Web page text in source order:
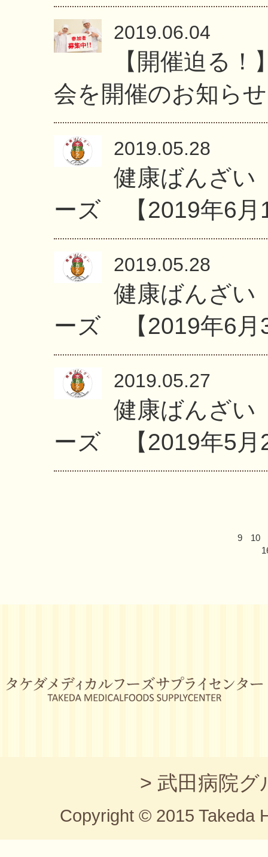
2019.06.04
【開催迫る
会を開催のお知らせ
2019.05.28
健康ばんざ
ーズ 【2019年6月
2019.05.28
健康ばんざ
ーズ 【2019年6月
2019.05.27
健康ばんざ
ーズ 【2019年5月
9
10
武田病院グ
Copyright © 2015 Takeda